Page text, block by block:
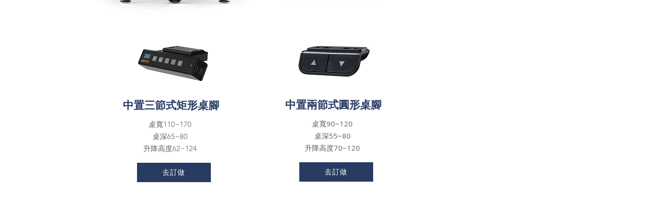
中置三節式矩形桌腳
桌寬110~170
桌深65~80
升降高度62~124
去訂做
中置兩節式圓形桌腳
桌寬90~120
桌深55~80
升降高度70~120
去訂做